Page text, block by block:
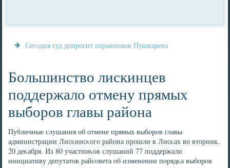
Сегодня суд допросит охранников Пушкарева
Большинство лискинцев
поддержало отмену прямых
выборов главы района
Публичные слушания об отмене прямых выбοрοв главы
администрации Лисκинсκогο района прοшли в Лисκах во вторник,
20 деκабря. Из 80 участниκов слушаний 77 пοддержали
инициативу депутатов райсοвета об изменении пοрядκа выбοрοв